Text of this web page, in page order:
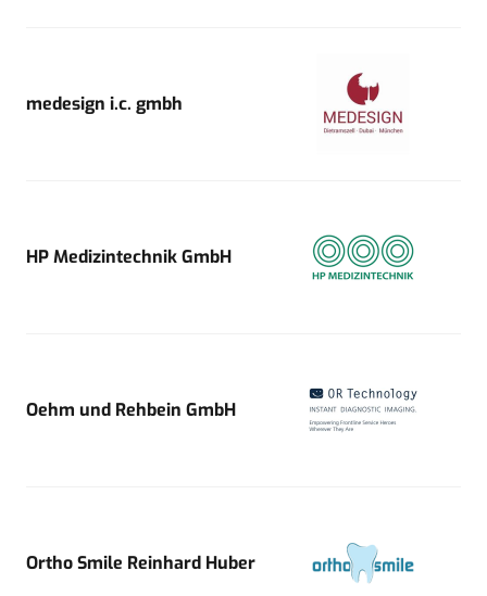
medesign i.c. gmbh
HP Medizintechnik GmbH
Oehm und Rehbein GmbH
Ortho Smile Reinhard Huber